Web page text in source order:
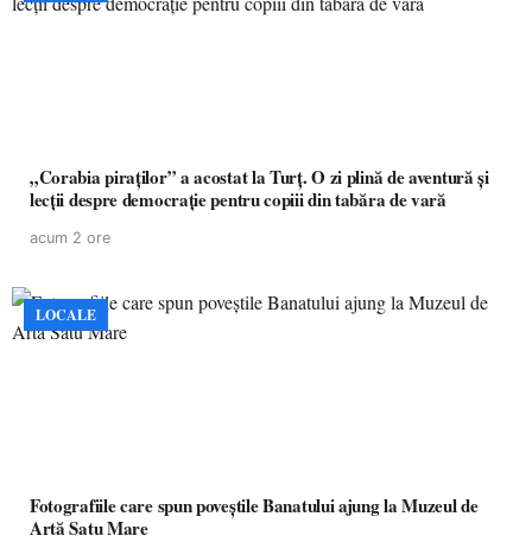
„Corabia piraților” a acostat la Turț. O zi plină de aventură și
lecții despre democrație pentru copiii din tabăra de vară
acum 2 ore
LOCALE
Fotografiile care spun poveștile Banatului ajung la Muzeul de
Artă Satu Mare